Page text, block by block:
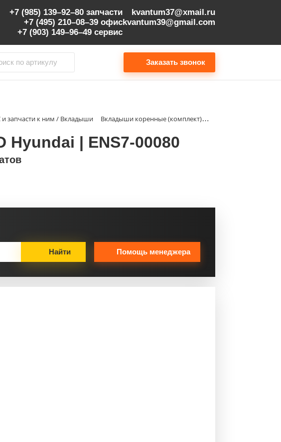
+7 (985) 139–92–80 запчасти
+7 (495) 210–08–39 офис
+7 (903) 149–96–49 сервис
kvantum37@xmail.ru
kvantum39@gmail.com
Заказать звонок
и запчасти к ним / Вкладыши Вкладыши коренные (комплект) STD Hyundai | ENS7-00080
| ENS7-00080
Найти Помощь менеджера